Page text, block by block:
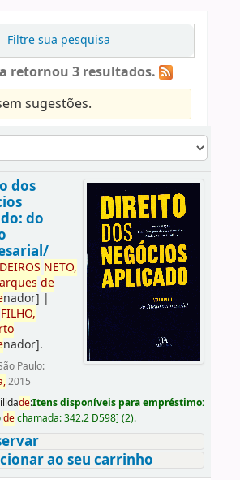
Filtre sua pesquisa
retornou 3 resultados.
sugestões.
dos
do
DEIROS NETO,
de
nador] |
FILHO,
nador].
Paulo:
2015
de:Itens disponíveis para empréstimo:
dechamada:342.2 D598] (2).
ao seu carrinho